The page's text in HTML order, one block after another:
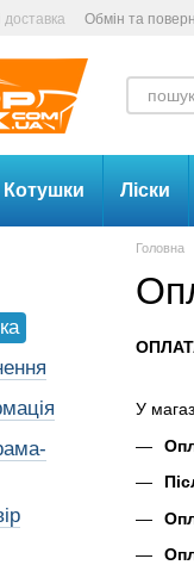
контенту
доставка Обмін та
Котушки Ліски
Головна
У